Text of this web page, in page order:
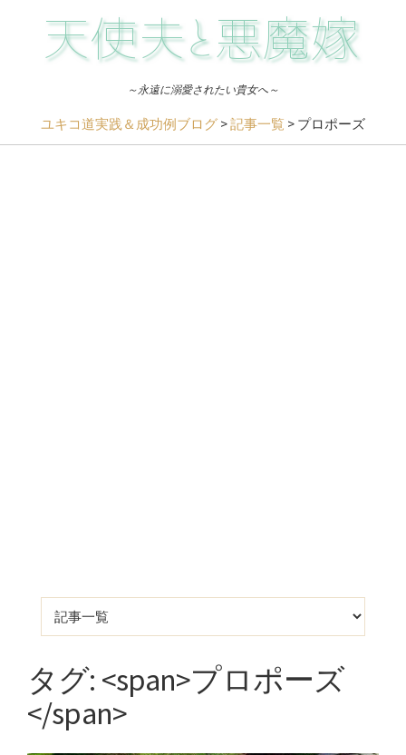
～永遠に溺愛されたい貴女へ～
ユキコ道実践＆成功例ブログ >記事一覧 > プロポーズ
タグ: <span>プロポーズ
</span>